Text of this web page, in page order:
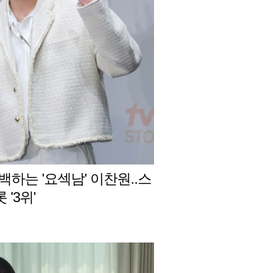
하는 '요섹남' 이찬원..스
'3위'